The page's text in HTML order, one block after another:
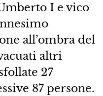
I e vico
all’ombra del
altri
27
87 persone.